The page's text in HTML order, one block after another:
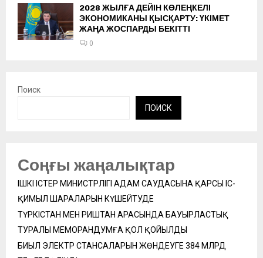
2028 ЖЫЛҒА ДЕЙІН КӨЛЕҢКЕЛІ
ЭКОНОМИКАНЫ ҚЫСҚАРТУ: ҮКІМЕТ
ЖАҢА ЖОСПАРДЫ БЕКІТТІ
0
Поиск
ПОИСК
Соңғы жаңалықтар
ІШКІ ІСТЕР МИНИСТРЛІГІ АДАМ САУДАСЫНА ҚАРСЫ ІС-
ҚИМЫЛ ШАРАЛАРЫН КҮШЕЙТУДЕ
ТҮРКІСТАН МЕН РИШТАН АРАСЫНДА БАУЫРЛАСТЫҚ
ТУРАЛЫ МЕМОРАНДУМҒА ҚОЛ ҚОЙЫЛДЫ
БИЫЛ ЭЛЕКТР СТАНСАЛАРЫН ЖӨНДЕУГЕ 384 МЛРД